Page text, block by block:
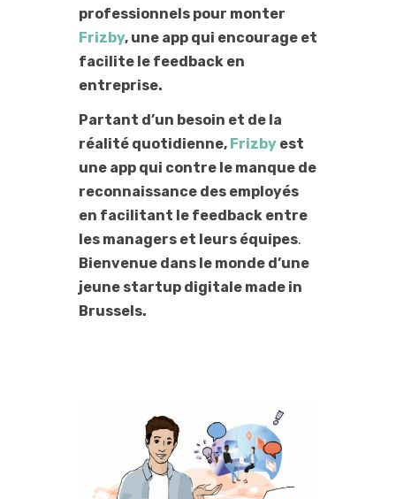
professionnels pour monter
Frizby, une app qui encourage et
facilite le feedback en
entreprise.
Partant d’un besoin et de la
réalité quotidienne, Frizby est
une app qui contre le manque de
reconnaissance des employés
en facilitant le feedback entre
les managers et leurs équipes.
Bienvenue dans le monde d’une
jeune startup digitale made in
Brussels.